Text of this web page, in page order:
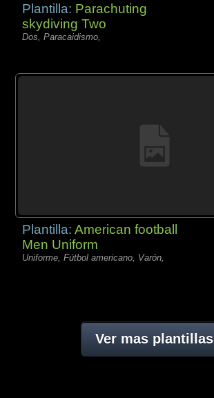
Plantilla: Parachuting
skydiving Two
Dos, Paracaidismo,
Plantilla:American football
Men Uniform
Uniforme, Fútbol americano, Varón,
Ver mas plantillas